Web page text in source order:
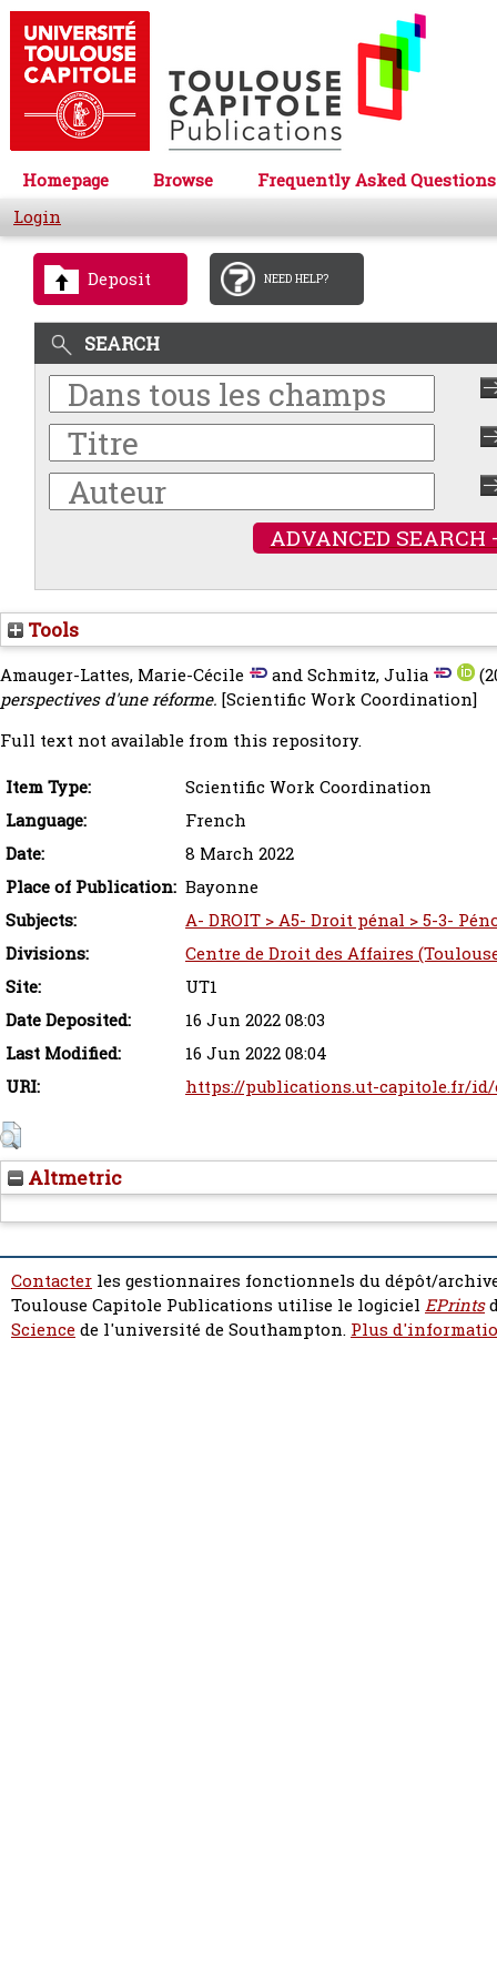
Homepage Browse
Frequently Asked Questions
Login
Deposit NEED HELP?
SEARCH
ADVANCED SEARCH
Tools
Amauger-Lattes, Marie-Cécile andSchmitz, Julia
perspectives d'une réforme. [Scientific Work Coordination]
Full text not available from this repository.
Item Type:
Scientific Work Coordination
Language:
French
Date:
8 March 2022
Place of Publication: Bayonne
Subjects:
A- DROIT > A5- Droit pénal > 5-3-
Divisions:
Centre de Droit des Affaires
Site:
UT1
Date Deposited:
16 Jun 2022 08:03
Last Modified:
16 Jun 2022 08:04
URI:
https://publications.ut-capitole.fr/
Altmetric
Contacter les gestionnaires fonctionnels du dépôt/
Toulouse Capitole Publications utilise le logiciel EPrints
Sciencede l'université de Southampton. Plus